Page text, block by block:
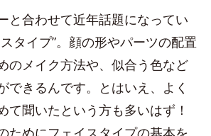
と合わせて近年話題になってい
タイプ”。顔の形やパーツの配置
のメイク方法や、似合う色など
できるんです。とはいえ、よく
て聞いたという方も多いはず！
ためにフェイスタイプの基本を